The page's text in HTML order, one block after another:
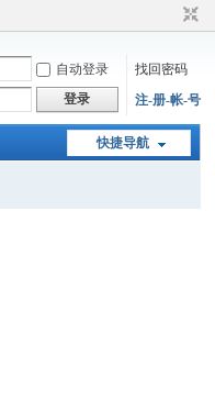
自动登录
找回密码
登录 注-册-帐-号
快捷导航